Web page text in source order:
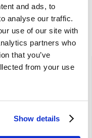
and ads, to
analyse our traffic.
use of our site with
partners who
that you’ve
from your use
Show details